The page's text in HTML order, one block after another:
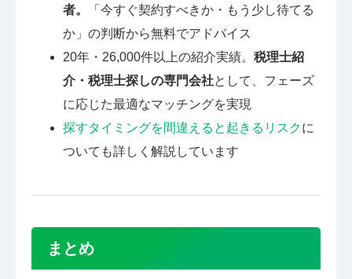
者。
「今すぐ契約すべきか・もう少し待てる
か」の判断から無料でアドバイス
20年・26,000件以上の紹介実績。 税理士紹
介・税理士探しの専門会社として、フェーズ
に応じた最適なマッチングを実現
探すタイミングを間違えると起きるリスクに
ついても詳しく解説しています
まとめ